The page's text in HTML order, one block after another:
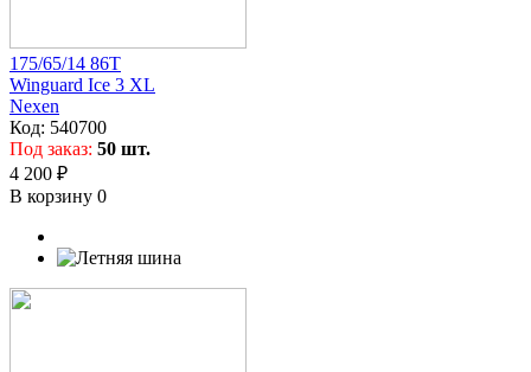
175/65/14 86T
Winguard Ice 3 XL
Nexen
Код: 540700
Под заказ: 50 шт.
4 200 ₽
В корзину 0